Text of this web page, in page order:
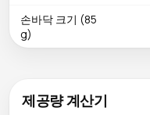
손바닥 크기 (85
g)
제공량 계산기